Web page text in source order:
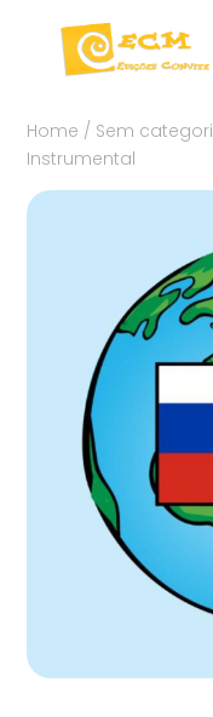
Home / Sem
Instrumental